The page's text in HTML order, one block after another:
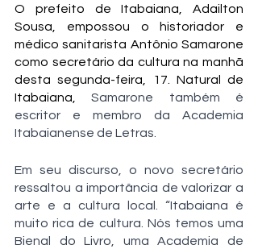
O prefeito de Itabaiana, Adailton
Sousa, empossou o historiador e
médico sanitarista Antônio Samarone
como secretário da cultura na manhã
desta segunda-feira, 17. Natural de
Itabaiana, Samarone também é
escritor e membro da Academia
Itabaianense de Letras.
Em seu discurso, o novo secretário
ressaltou a importância de valorizar a
arte e a cultura local. “Itabaiana é
muito rica de cultura. Nós temos uma
Bienal do Livro, uma Academia de